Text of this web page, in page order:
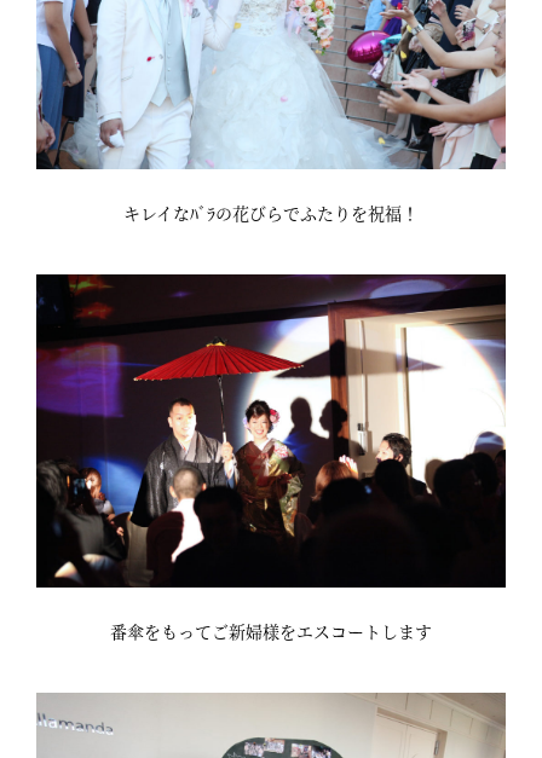
キレイなﾊﾞﾗの花びらでふたりを祝福！
番傘をもってご新婦様をエスコートします